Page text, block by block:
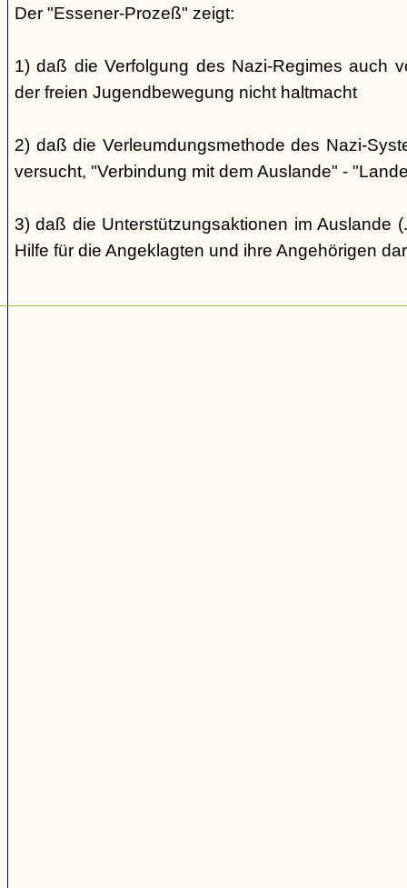
Der "Essener-Prozeß" zeigt:
1) daß die Verfolgung des Nazi-Regimes auch
der freien Jugendbewegung nicht haltmacht
2) daß die Verleumdungsmethode des Nazi-
versucht, "Verbindung mit dem Auslande" -
3) daß die Unterstützungsaktionen im Auslande
Hilfe für die Angeklagten und ihre Angehörigen